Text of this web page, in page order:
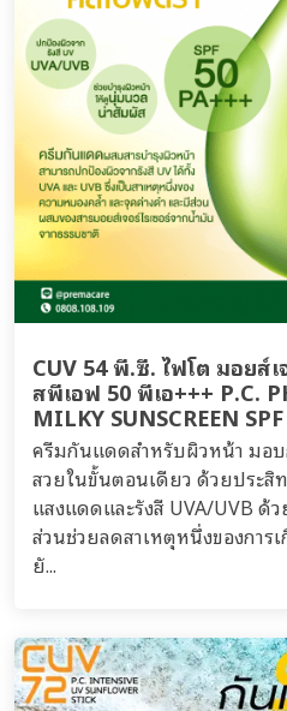
CUV 54 พี.ซี. ไฟโต มอยส์
สพีเอฟ 50 พีเอ+++ P.C.
MILKY SUNSCREEN
ครีมกันแดดสำหรับผิวหน้า มอ
สวยในขั้นตอนเดียว ด้วยประสิ
แสงแดดและรังสี UVA/UVB ด้ว
ส่วนช่วยลดสาเหตุหนึ่งของกา
ยั...